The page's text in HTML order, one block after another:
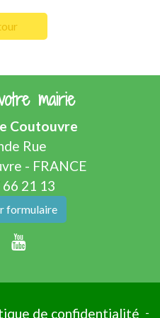
mairie
Coutouvre
Rue
- FRANCE
21 13
formulaire
de confidentialité -